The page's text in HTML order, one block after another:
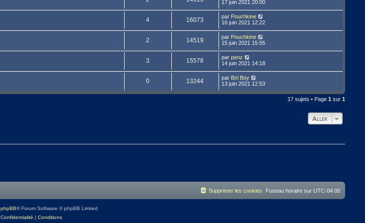
17 juin 2021 20:00
4 16073 par Pouchkine
16 juin 2021 12:22
2 14519 par Pouchkine
15 juin 2021 15:55
3 15578 par penz
14 juin 2021 14:18
0 13244 par Bxl Boy
13 juin 2021 12:53
17 sujets • Page 1sur 1
Aller
Fuseau horaire sur UTC-04:00
Supprimer les cookies
phpBB® Forum Software © phpBB Limited
Confidentialité | Conditions